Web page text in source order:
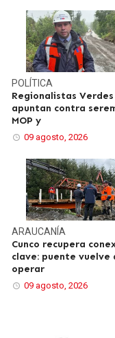
POLÍTICA
Regionalistas Verdes
apuntan contra
MOP y
09 agosto, 2026
ARAUCANÍA
Cunco recupera
clave: puente vuelve
operar
09 agosto, 2026